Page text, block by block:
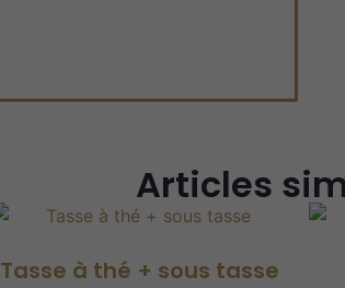
Articles
Tasse à thé + sous tasse